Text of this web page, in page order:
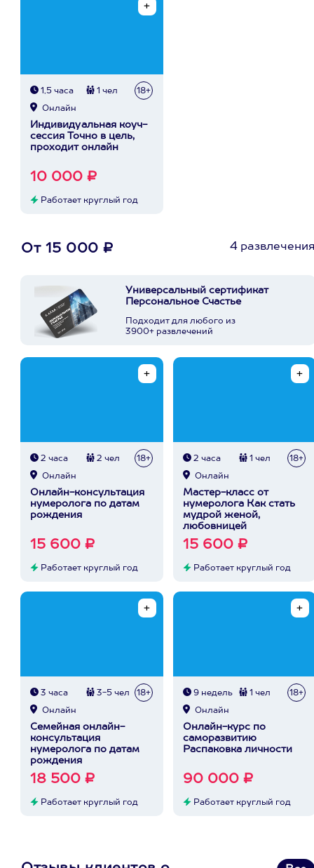
1,5 часа 1 чел 18+
Онлайн
Индивидуальная коуч-
сессия Точно в цель,
проходит онлайн
10 000 ₽
Работает круглый год
От 15 000 ₽ 4
Универсальный сертификат
Персональное Счастье
Подходит для любого из
3900+ развлечений
2 часа 2 чел 18+
Онлайн
Онлайн-консультация
нумеролога по датам
рождения
15 600 ₽
Работает круглый год
2 часа 1 чел 18+
Онлайн
Мастер-класс от
нумеролога Как стать
мудрой женой,
любовницей
15 600 ₽
Работает круглый год
3 часа 3-5 чел 18+
Онлайн
Семейная онлайн-
консультация
нумеролога по датам
рождения
18 500 ₽
Работает круглый год
9 недель 1 чел 18+
Онлайн
Онлайн-курс по
саморазвитию
Распаковка личности
90 000 ₽
Работает круглый год